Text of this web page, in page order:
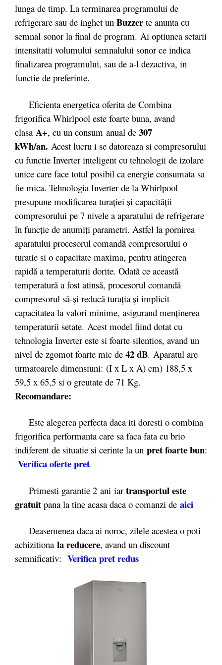
lunga de timp. La terminarea programului de
refrigerare sau de inghet un Buzzer te anunta cu
semnal sonor la final de program. Ai optiunea setarii
intensitatii volumului semnalului sonor ce indica
finalizarea programului, sau de a-l dezactiva, in
functie de preferinte.
Eficienta energetica oferita de Combina
frigorifica Whirlpool este foarte buna, avand
clasa A+, cu un consum anual de 307
kWh/an. Acest lucru i se datoreaza si compresorului
cu functie Inverter inteligent cu tehnologii de izolare
unice care face totul posibil ca energie consumata sa
fie mica. Tehnologia Inverter de la Whirlpool
presupune modificarea turației și capacității
compresorului pe 7 nivele a aparatului de refrigerare
în funcție de anumiți parametri. Astfel la pornirea
aparatului procesorul comandă compresorului o
turatie si o capacitate maxima, pentru atingerea
rapidă a temperaturii dorite. Odată ce această
temperatură a fost atinsă, procesorul comandă
compresorul să-și reducă turația și implicit
capacitatea la valori minime, asigurand menținerea
temperaturii setate. Acest model fiind dotat cu
tehnologia Inverter este si foarte silentios, avand un
nivel de zgomot foarte mic de 42 dB. Aparatul are
urmatoarele dimensiuni: (I x L x A) cm) 188,5 x
59,5 x 65,5 si o greutate de 71 Kg.
Recomandare:
Este alegerea perfecta daca iti doresti o combina
frigorifica performanta care sa faca fata cu brio
indiferent de situatie si cerinte la un pret foarte bun:
Verifica oferte pret
Primesti garantie 2 ani iar transportul este
gratuit pana la tine acasa daca o comanzi de aici
Deasemenea daca ai noroc, zilele acestea o poti
achizitiona la reducere, avand un discount
semnificativ: Verifica pret redus